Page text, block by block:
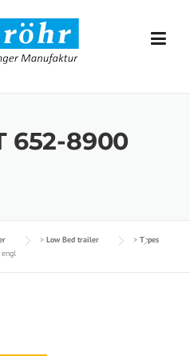
652-8900
> Low Bed trailer > Types
engl